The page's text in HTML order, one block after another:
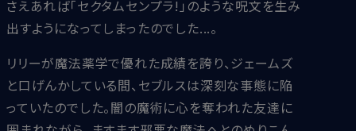
さえあれば「セクタムセンプラ!」のような呪文を生み
出すようになってしまったのでした...。
リリーが魔法薬学で優れた成績を誇り、ジェームズ
と口げんかしている間、セブルスは深刻な事態に陥
っていたのでした。闇の魔術に心を奪われた友達に